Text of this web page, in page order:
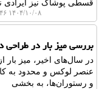
قسطی پوشاک نیز ایرادی
۱۴۰۴/۱۰/۰۸ ۰۹:۲۷:۴۶
بررسی میز بار در طراحی
در سال‌های اخیر، میز بار
عنصر لوکس و محدود به
و رستوران‌ها، به بخشی